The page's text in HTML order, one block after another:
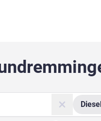
Diesel